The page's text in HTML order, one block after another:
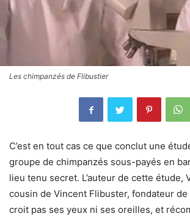
Les chimpanzés de Flibustier
C’est en tout cas ce que conclut une
groupe de chimpanzés sous-payés en
lieu tenu secret. L’auteur de cette étude,
cousin de Vincent Flibuster, fondateur de
croit pas ses yeux ni ses oreilles, et